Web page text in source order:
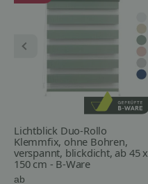
Lichtblick Duo-Rollo
Klemmfix, ohne Bohren,
verspannt, blickdicht, ab 45 x
150 cm - B-Ware
ab